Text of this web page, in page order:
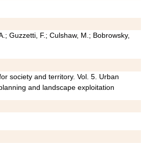
Guzzetti, F.; Culshaw, M.; Bobrowsky,
society and territory. Vol. 5. Urban
and landscape exploitation